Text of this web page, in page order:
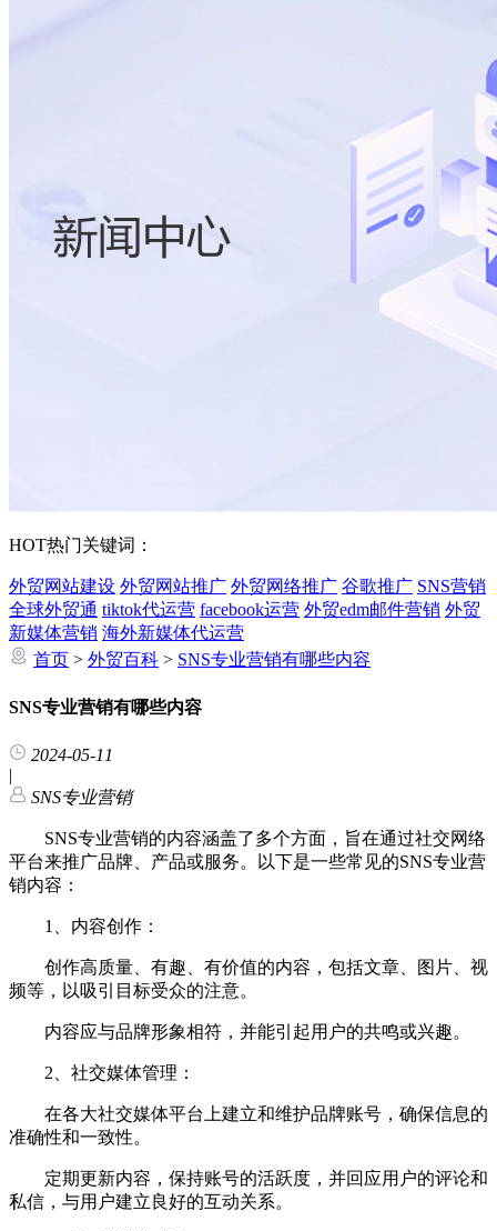
HOT热门关键词：
外贸网站建设 外贸网站推广 外贸网络推广 谷歌推广 SNS营销
全球外贸通 tiktok代运营 facebook运营 外贸edm邮件营销 外贸
新媒体营销 海外新媒体代运营
首页 > 外贸百科 > SNS专业营销有哪些内容
SNS专业营销有哪些内容
2024-05-11
|
SNS专业营销
SNS专业营销的内容涵盖了多个方面，旨在通过社交网络
平台来推广品牌、产品或服务。以下是一些常见的SNS专业营
销内容：
1、内容创作：
创作高质量、有趣、有价值的内容，包括文章、图片、视
频等，以吸引目标受众的注意。
内容应与品牌形象相符，并能引起用户的共鸣或兴趣。
2、社交媒体管理：
在各大社交媒体平台上建立和维护品牌账号，确保信息的
准确性和一致性。
定期更新内容，保持账号的活跃度，并回应用户的评论和
私信，与用户建立良好的互动关系。